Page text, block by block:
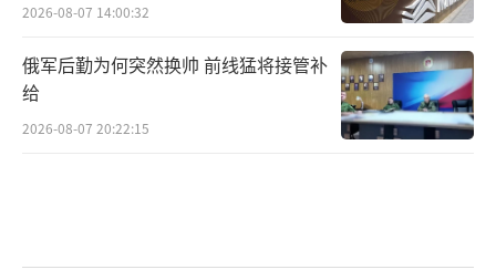
2026-08-07 14:00:32
俄军后勤为何突然换帅 前线猛将接管补
给
2026-08-07 20:22:15